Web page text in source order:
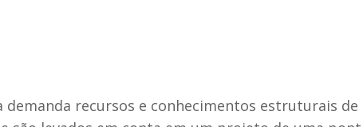
recursos e conhecimentos estruturais de